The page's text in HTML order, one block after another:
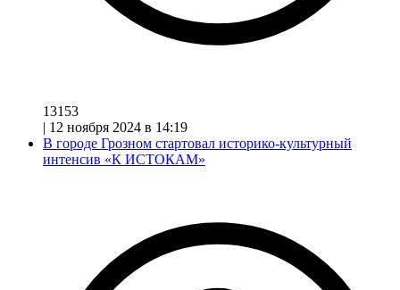
13153
| 12 ноября 2024 в 14:19
В городе Грозном стартовал историко-культурный
интенсив «К ИСТОКАМ»